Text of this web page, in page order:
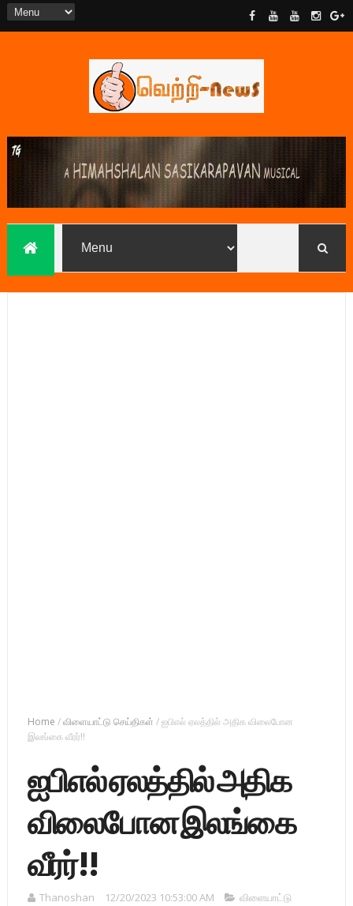
Home /விளையாட்டு செய்திகள் /ஐபிஎல் ஏலத்தில் அதிக விலைபோன
இலங்கை வீரர்!!
ஐபிஎல் ஏலத்தில் அதிக
விலைபோன இலங்கை
வீரர்!!
Thanoshan 12/20/2023 10:53:00 AM
விளையாட்டு